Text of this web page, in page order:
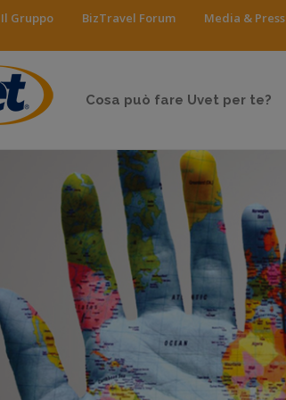
Il Gruppo BizTravel Forum Media & Press
Cosa può fare Uvet per te?